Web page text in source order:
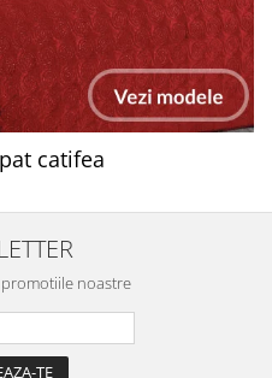
catifea
noastre